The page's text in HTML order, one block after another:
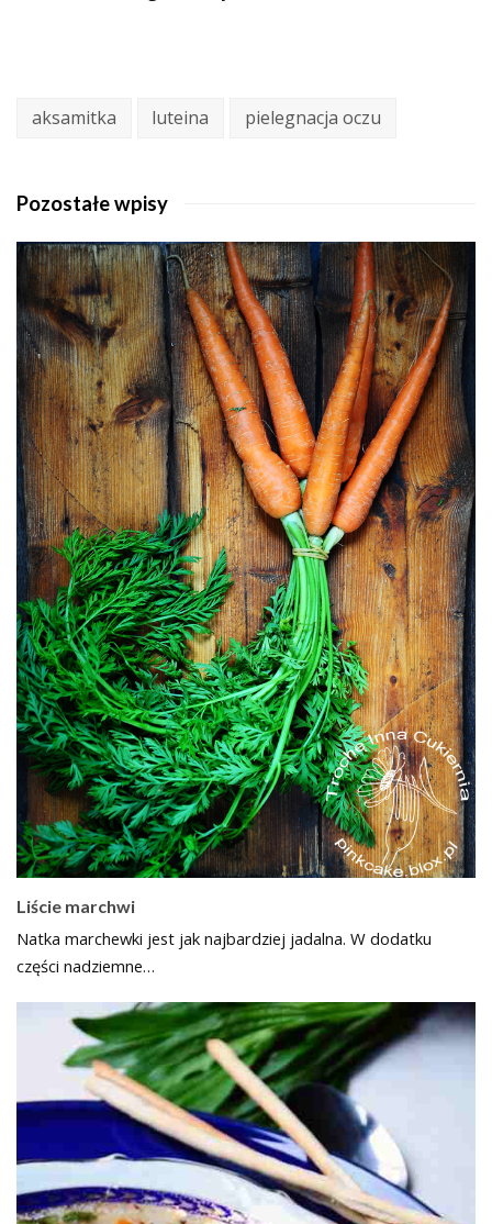
aksamitka luteina pielegnacja oczu
Pozostałe wpisy
Liście marchwi
Natka marchewki jest jak najbardziej jadalna. W dodatku
części nadziemne…